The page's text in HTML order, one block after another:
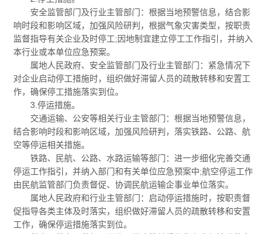
安全监管部门及行业主管部门：根据当地预警信息，结合影
响时段和影响区域，加强风险研判，根据气象灾害类型，按职责
监督指导有关企业及时停工;因地制宜建立停工工作指引，并纳入
本行业或本单位应急预案。
属地人民政府、安全监管部门及行业主管部门：紧急情况下
对企业启动停工措施时，组织做好滞留人员的疏散转移和安置工
作，确保停工措施落实到位。
3.停运措施。
交通运输、公安等相关行业主管部门：根据当地预警信息，
结合影响时段和影响区域，加强风险研判，落实铁路、公路、航
空等停运相关措施。
铁路、民航、公路、水路运输等部门：进一步细化完善交通
停运工作指引，并纳入部门和有关单位应急预案中;航空停运工作
由民航监管部门负责督促、协调民航运输企事业单位落实。
属地人民政府和行业主管部门：启动停运措施时，按职责督
促指导各类主体及时落实，组织做好滞留人员的疏散转移和安置
工作，确保停运措施落实到位。